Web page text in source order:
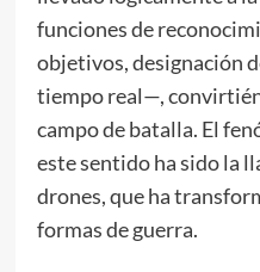
funciones de
objetivos, designación
tiempo real—,
campo de batalla. El
este sentido ha sido la
drones, que ha
formas de guerra.